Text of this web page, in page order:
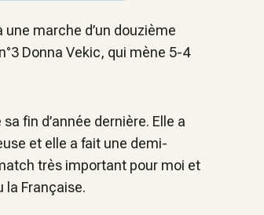
une marche d’un douzième
Donna Vekic, qui mène 5-4
fin d’année dernière. Elle a
et elle a fait une demi-
très important pour moi et
la Française.